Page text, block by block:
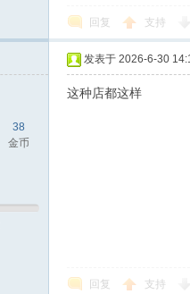
回复 支持
38
金币
发表于 2026-6-30
这种店都这样
回复 支持